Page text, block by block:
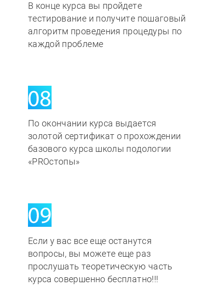
В конце курса вы пройдете
тестирование и получите пошаговый
алгоритм проведения процедуры по
каждой проблеме
По окончании курса выдается
золотой сертификат о прохождении
базового курса школы подологии
«PROстопы»
Если у вас все еще останутся
вопросы, вы можете еще раз
прослушать теоретическую часть
курса совершенно бесплатно!!!